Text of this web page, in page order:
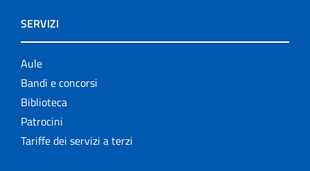
SERVIZI
Aule
Bandi e concorsi
Biblioteca
Patrocini
Tariffe dei servizi a terzi